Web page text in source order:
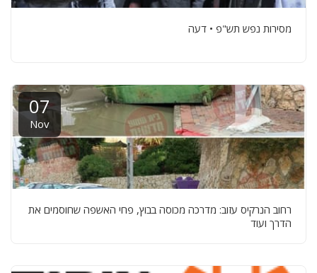
מסירות נפש תש"פ • דעה
07
Nov
רחוב הנרקיס עזוב: מדרכה מכוסה בבוץ, פחי האשפה שחוסמים את
הדרך ועוד